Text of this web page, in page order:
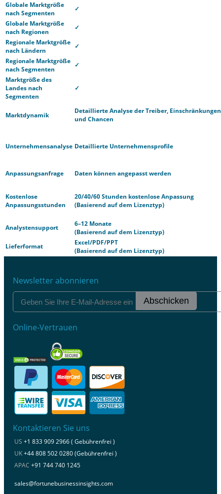
Globale Marktgröße
nach Segmenten
✓
Globale Marktgröße
nach Regionen
✓
Regionale Marktgröße
nach Ländern
✓
Regionale Marktgröße
nach Segmenten
✓
Marktgröße des
Landes nach
Segmenten
✓
Marktdynamik
Detaillierte Analyse der Treiber, Einschränkungen
und Chancen
Unternehmensanalyse Detaillierte Unternehmensprofile
Anpassungsanfrage Daten können angepasst werden
Kostenlose
Anpassungsstunden
20/40/60 Stunden kostenlose Anpassung
(Basierend auf dem Lizenztyp)
Analystensupport
6–12 Monate
(Basierend auf dem Lizenztyp)
Lieferformat
Excel/PDF/PPT
(Basierend auf dem Lizenztyp)
Newsletter abonnieren
Abschicken
Online-Vertrauen
Kontaktieren Sie uns
US +1 833 909 2966 ( Gebührenfrei )
UK+44 808 502 0280 (Gebührenfrei )
APAC +91 744 740 1245
sales@fortunebusinessinsights.com